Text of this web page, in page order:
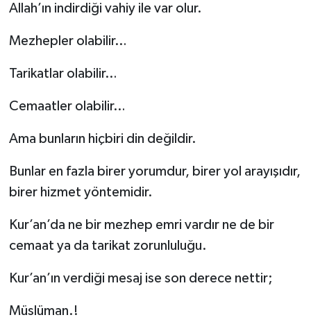
Allah’ın indirdiği vahiy ile var olur.
Mezhepler olabilir…
Tarikatlar olabilir…
Cemaatler olabilir…
Ama bunların hiçbiri din değildir.
Bunlar en fazla birer yorumdur, birer yol arayışıdır,
birer hizmet yöntemidir.
Kur’an’da ne bir mezhep emri vardır ne de bir
cemaat ya da tarikat zorunluluğu.
Kur’an’ın verdiği mesaj ise son derece nettir;
Müslüman.!